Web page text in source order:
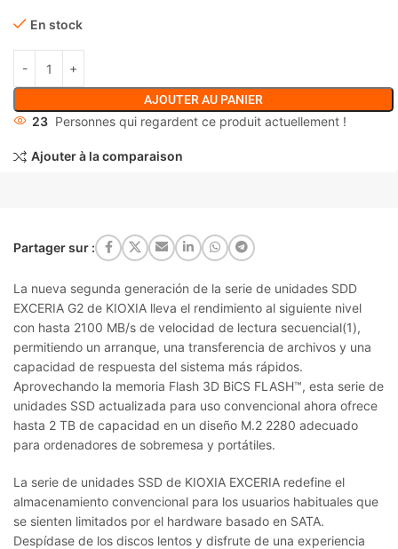
En stock
AJOUTER AU PANIER
23 Personnes qui regardent ce produit actuellement !
Ajouter à la comparaison
Partager sur :
La nueva segunda generación de la serie de unidades SDD
EXCERIA G2 de KIOXIA lleva el rendimiento al siguiente nivel
con hasta 2100 MB/s de velocidad de lectura secuencial(1),
permitiendo un arranque, una transferencia de archivos y una
capacidad de respuesta del sistema más rápidos.
Aprovechando la memoria Flash 3D BiCS FLASH™, esta serie de
unidades SSD actualizada para uso convencional ahora ofrece
hasta 2 TB de capacidad en un diseño M.2 2280 adecuado
para ordenadores de sobremesa y portátiles.
La serie de unidades SSD de KIOXIA EXCERIA redefine el
almacenamiento convencional para los usuarios habituales que
se sienten limitados por el hardware basado en SATA.
Despídase de los discos lentos y disfrute de una experiencia